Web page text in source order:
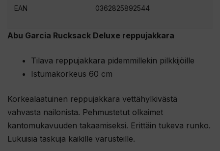
Abu Garcia Rucksack Deluxe reppujakkara
Tilava reppujakkara pidemmillekin pilkkijöille
Istumakorkeus 60 cm
Korkealaatuinen reppujakkara vettähylkivästä
vahvasta nailonista. Pehmustetut olkaimet
kantomukavuuden takaamiseksi. Erittäin tukeva runko.
Lukuisia taskuja kaikille varusteille.
EAN
0362825892544